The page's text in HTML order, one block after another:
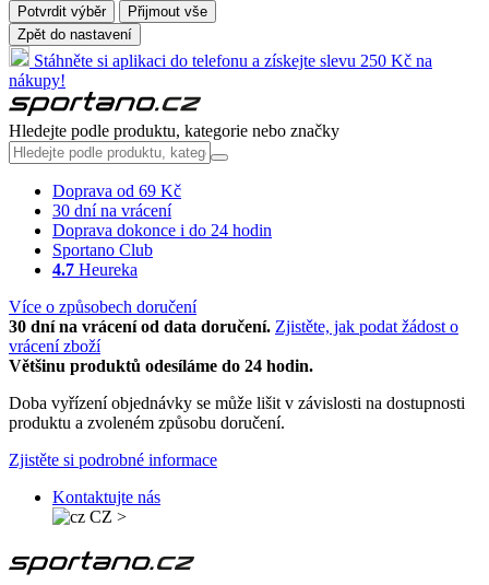
Potvrdit výběr
Přijmout vše
Zpět do nastavení
Stáhněte si aplikaci do telefonu a získejte slevu 250 Kč na
nákupy!
Hledejte podle produktu, kategorie nebo značky
Doprava od 69 Kč
30 dní na vrácení
Doprava dokonce i do 24 hodin
Sportano Club
4.7 Heureka
Více o způsobech doručení
30 dní na vrácení od data doručení. Zjistěte, jak podat žádost o
vrácení zboží
Většinu produktů odesíláme do 24 hodin.
Doba vyřízení objednávky se může lišit v závislosti na dostupnosti
produktu a zvoleném způsobu doručení.
Zjistěte si podrobné informace
Kontaktujte nás
CZ >